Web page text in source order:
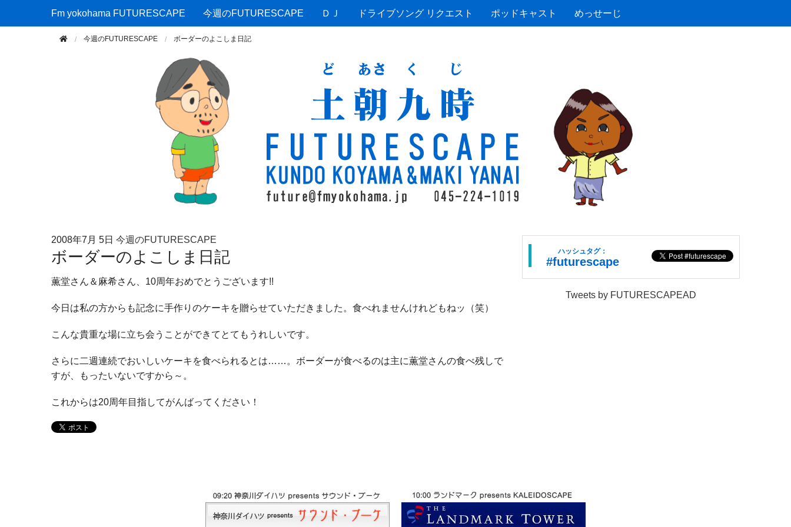
Fm yokohama FUTURESCAPE
Fm yokohama FUTURESCAPE 今週のFUTURESCAPE ＤＪ ドライブソング リクエスト ポッドキャスト めっせーじ
今週のFUTURESCAPE ボーダーのよこしま日記
2008年7月 5日 今週のFUTURESCAPE
ボーダーのよこしま日記
薫堂さん＆麻希さん、10周年おめでとうございます!!
今日は私の方からも記念に手作りのケーキを贈らせていただきました。食べれませんけれどもねッ（笑）
こんな貴重な場に立ち会うことができてとてもうれしいです。
さらに二週連続でおいしいケーキを食べられるとは……。ボーダーが食べるのは主に薫堂さんの食べ残しで
すが、もったいないですから～。
これからは20周年目指してがんばってください！
ハッシュタグ：
#futurescape
Tweets by FUTURESCAPEAD